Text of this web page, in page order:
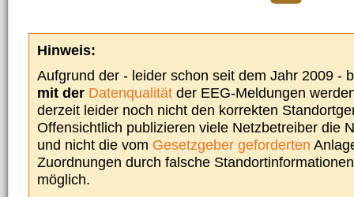
Hinweis:
Aufgrund der - leider schon seit dem Jahr 2009 -
mit der Datenqualität der EEG-Meldungen
derzeit leider noch nicht den korrekten
Offensichtlich publizieren viele Netzbetreiber die
und nicht die vom Gesetzgeber geforderten
Zuordnungen durch falsche
möglich.